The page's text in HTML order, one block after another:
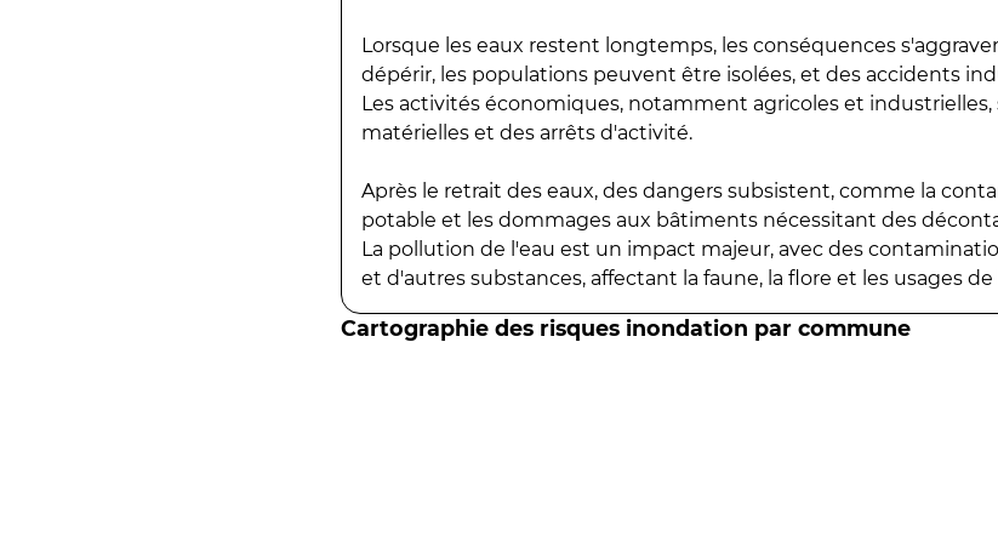
Lorsque les eaux restent longtemps, les conséquences
dépérir, les populations peuvent être isolées, et des accidents
Les activités économiques, notamment agricoles et
matérielles et des arrêts d'activité.
Après le retrait des eaux, des dangers subsistent, comme la
potable et les dommages aux bâtiments nécessitant des
La pollution de l'eau est un impact majeur, avec des
et d'autres substances, affectant la faune, la flore et les usages de
Cartographie des risques inondation par commune